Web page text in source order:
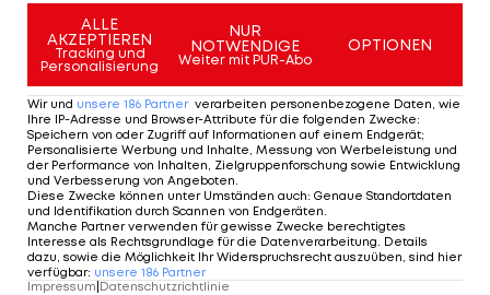
Er muss die Mannschaft führen und unterstützen.
Mit dabei helfen, sie in den nächsten Tagen
wieder aufzurichten", hat der Coach klare
Vorstellungen.
Auch dem zweitdienstältesten Werder-Profi
(hinter Friedl) ist die Wichtigkeit des Derbys
bekannt. "Das kommende Derby ist extrem
wichtig für uns", betont ÖFB-KickerRomano
Schmid.
ALLE
AKZEPTIEREN
Tracking und
Personalisierung
NUR
NOTWENDIGE
Weiter mit PUR-Abo
OPTIONEN
Wir und unsere 186 Partner verarbeiten personenbezogene Daten, wie
Ihre IP-Adresse und Browser-Attribute für die folgenden Zwecke:
Speichern von oder Zugriff auf Informationen auf einem Endgerät;
Personalisierte Werbung und Inhalte, Messung von Werbeleistung und
der Performance von Inhalten, Zielgruppenforschung sowie Entwicklung
und Verbesserung von Angeboten.
Diese Zwecke können unter Umständen auch: Genaue Standortdaten
und Identifikation durch Scannen von Endgeräten.
Manche Partner verwenden für gewisse Zwecke berechtigtes
Interesse als Rechtsgrundlage für die Datenverarbeitung. Details
dazu, sowie die Möglichkeit Ihr Widerspruchsrecht auszuüben, sind hier
verfügbar: unsere 186 Partner
Impressum Datenschutzrichtlinie